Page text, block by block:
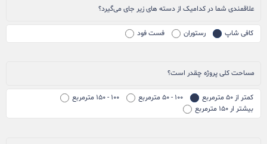
علاقمندی شما در کدامیک از دسته های زیر جای می‌گیرد؟
کافی شاپ رستوران فست فود
مساحت کلی پروژه چقدر است؟
کمتر از ۵۰ مترمربع ۱۰۰ - ۵۰ مترمربع
۱۰۰ - ۱۵۰ مترمربع
بیشتر ار ۱۵۰ مترمربع